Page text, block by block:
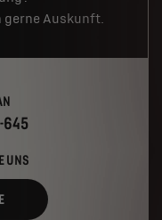
Auskunft.
645
UNS